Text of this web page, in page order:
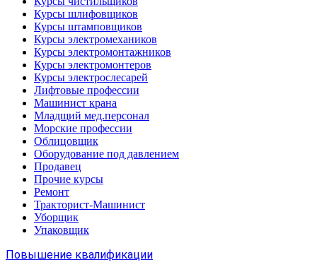
Курсы шлифовщиков
Курсы штамповщиков
Курсы электромехаников
Курсы электромонтажников
Курсы электромонтеров
Курсы электрослесарей
Лифтовые профессии
Машинист крана
Младщий мед.персонал
Морские профессии
Облицовщик
Оборудование под давлением
Продавец
Прочие курсы
Ремонт
Тракторист-Машинист
Уборщик
Упаковщик
Повышение квалификации